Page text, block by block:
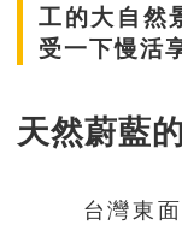
工的大自然
受一下慢活
天然蔚藍
台灣東面